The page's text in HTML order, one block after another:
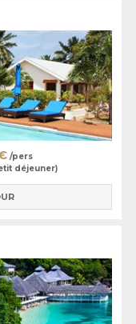
/pers
déjeuner)